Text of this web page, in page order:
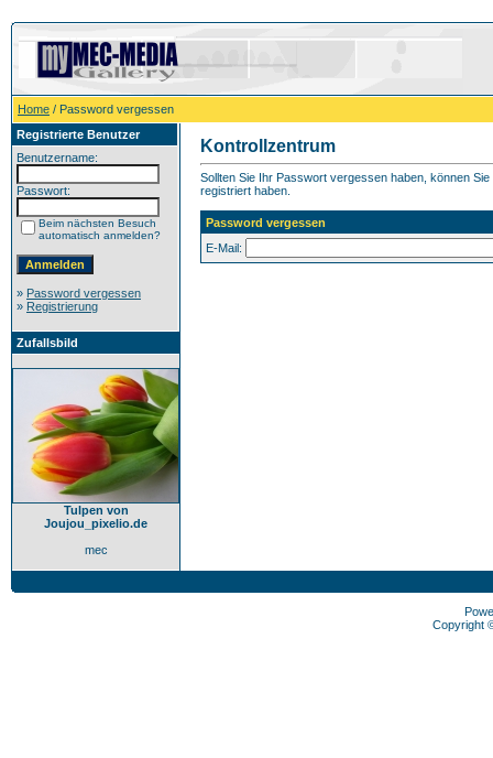
Home / Password vergessen
Registrierte Benutzer
Benutzername:
Passwort:
Beim nächsten Besuch
automatisch anmelden?
» Password vergessen
» Registrierung
Zufallsbild
Tulpen von
Joujou_pixelio.de
mec
Kontrollzentrum
Sollten Sie Ihr Passwort vergessen haben, können
registriert haben.
Password vergessen
E-Mail:
Copyright